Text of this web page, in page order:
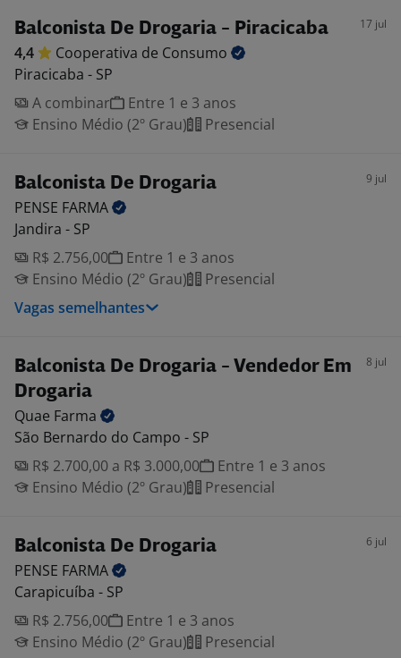
Balconista De Drogaria - Piracicaba 17 jul
4,4 Cooperativa de Consumo
Piracicaba - SP
A combinar
Entre 1 e 3 anos
Ensino Médio (2º Grau)
Presencial
Balconista De Drogaria 9 jul
PENSE FARMA
Jandira - SP
R$ 2.756,00
Entre 1 e 3 anos
Ensino Médio (2º Grau)
Presencial
Vagas semelhantes
Balconista De Drogaria - Vendedor Em
Drogaria
8 jul
Quae Farma
São Bernardo do Campo - SP
R$ 2.700,00 a R$ 3.000,00
Entre 1 e 3 anos
Ensino Médio (2º Grau)
Presencial
Balconista De Drogaria 6 jul
PENSE FARMA
Carapicuíba - SP
R$ 2.756,00
Entre 1 e 3 anos
Ensino Médio (2º Grau)
Presencial